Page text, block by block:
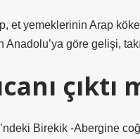
et yemeklerinin Arap
Anadolu’ya göre gelişi,
çıktı
Birekik -Abergine